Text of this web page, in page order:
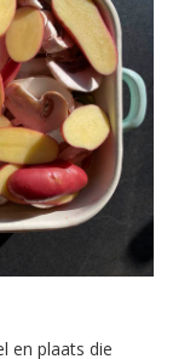
en plaats die